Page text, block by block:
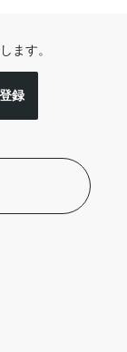
ます。
登録